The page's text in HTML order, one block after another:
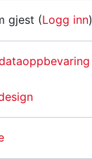
gjest (Logg inn)